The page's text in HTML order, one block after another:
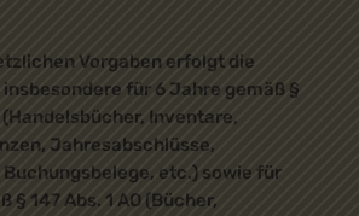
Vorgaben erfolgt die
für 6 Jahre gemäß §
(Handelsbücher, Inventare,
Jahresabschlüsse,
etc.) sowie für
§ 147 Abs. 1 AO (Bücher,